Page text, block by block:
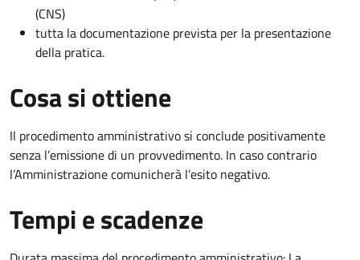
(CNS)
tutta la documentazione prevista per la presentazione
della pratica.
Cosa si ottiene
Il procedimento amministrativo si conclude positivamente
senza l’emissione di un provvedimento. In caso contrario
l’Amministrazione comunicherà l’esito negativo.
Tempi e scadenze